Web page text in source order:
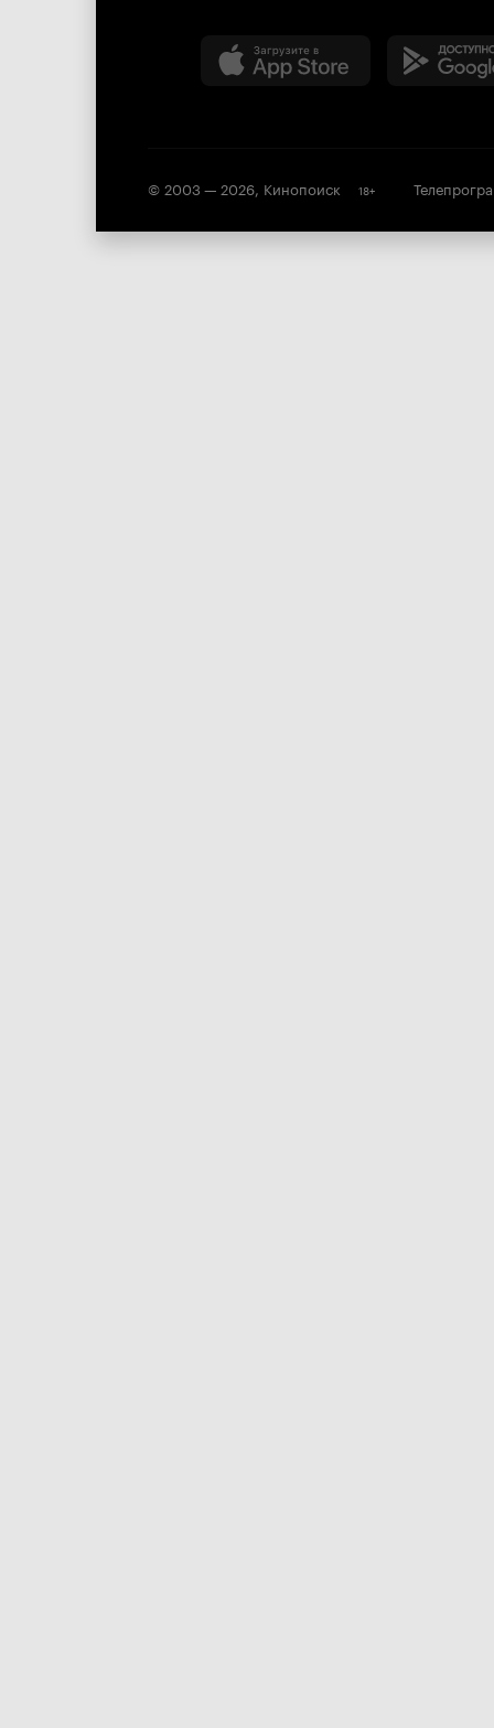
© 2003 — 2026, Кинопоиск 18+